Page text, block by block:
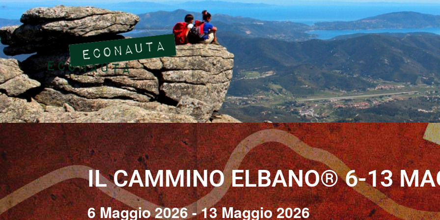
IL CAMMINO ELBANO® 6-13
6 Maggio 2026-13 Maggio 2026